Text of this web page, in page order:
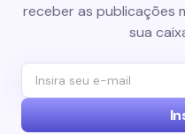
receber as publicações
sua